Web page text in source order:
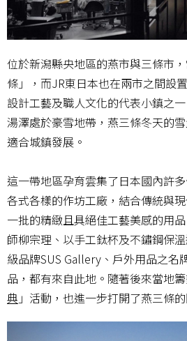
位於新潟縣央地區的燕市與三條市
條」，而JR東日本也在兩市之間設
設計工藝及職人文化的代表小鎮之
湯澤處於豪雪地帶，燕三條冬天的
適合城鎮發展。
這一帶地區孕育雲集了日本國內許
各式各樣的作坊工廠，結合傳統與
一批的精緻且具絕佳工藝美感的用
師柳宗理、以手工鈦杯及不鏽鋼保
級品牌SUS Gallery、戶外用品之名
品，都有來自此地。隨著後來當地
典 」活動，也進一步打開了燕三條